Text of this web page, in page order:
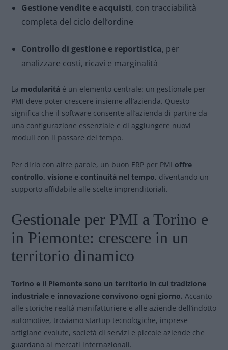
Gestione vendite e acquisti, con tracciabilità
completa del ciclo dell’ordine
Controllo di gestione e reportistica, per
analizzare costi, ricavi e marginalità
La modularità è un elemento centrale: un gestionale per
PMI deve poter crescere insieme all’azienda. Questo
significa che il software consente all’azienda di partire da
una configurazione essenziale e di aggiungere nuovi
moduli con il passare del tempo.
Per dirlo con altre parole, un buon ERP per PMI offre
controllo, visione e continuità nel tempo, diventando un
supporto affidabile alle scelte imprenditoriali.
Gestionale per PMI a Torino e
in Piemonte: crescere in un
territorio dinamico
Torino e il Piemonte sono un territorio in cui tradizione
industriale e innovazione convivono ogni giorno. Accanto
alle storiche realtà manifatturiere e alle aziende dell’indotto
automotive, troviamo startup tecnologiche, imprese
artigiane evolute, società di servizi e piccole aziende che
guardano ai mercati internazionali.